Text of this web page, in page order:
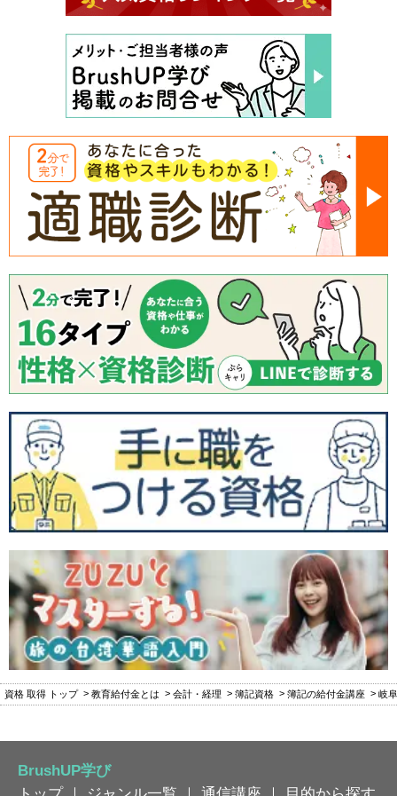
資格 取得 トップ 教育給付金とは 会計・経理 簿記資格 簿記の給付金講座 岐
BrushUP学び